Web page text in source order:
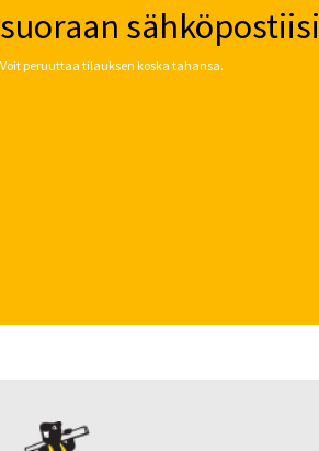
suoraan sähköpostiisi
Voit peruuttaa tilauksen koska tahansa.